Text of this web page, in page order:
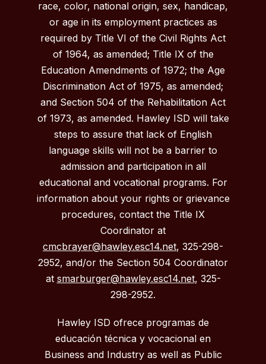
race, color, national origin, sex, handicap,
or age in its employment practices as
required by Title VI of the Civil Rights Act
of 1964, as amended; Title IX of the
Education Amendments of 1972; the Age
Discrimination Act of 1975, as amended;
and Section 504 of the Rehabilitation Act
of 1973, as amended. Hawley ISD will take
steps to assure that lack of English
language skills will not be a barrier to
admission and participation in all
educational and vocational programs. For
information about your rights or grievance
procedures, contact the Title IX
Coordinator at
cmcbrayer@hawley.esc14.net, 325-298-
2952, and/or the Section 504 Coordinator
at smarburger@hawley.esc14.net, 325-
298-2952.
Hawley ISD ofrece programas de
educación técnica y vocacional en
Business and Industry as well as Public